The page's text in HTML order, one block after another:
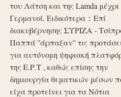
του Λάτση και της Lamda μέχρι
Γερμανοί. Ειδικότερα：Επί
διακυβέρνησης ΣΥΡΙΖΑ -
Παππά ''άρπαξαν'' τις
για αυτόνομη ψηφιακή
της Ε.Ρ.Τ , καθώς επίσης την
δημιουργία θεματικών μέσων
είχα προτείνει για τα Νότια